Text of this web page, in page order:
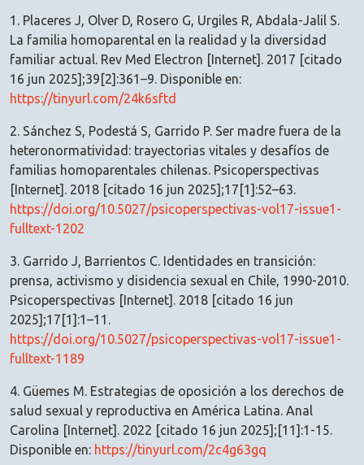
1. Placeres J, Olver D, Rosero G, Urgiles R, Abdala-Jalil S.
La familia homoparental en la realidad y la diversidad
familiar actual. Rev Med Electron [Internet]. 2017 [citado
16 jun 2025];39[2]:361–9. Disponible en:
https://tinyurl.com/24k6sftd
2. Sánchez S, Podestá S, Garrido P. Ser madre fuera de la
heteronormatividad: trayectorias vitales y desafíos de
familias homoparentales chilenas. Psicoperspectivas
[Internet]. 2018 [citado 16 jun 2025];17[1]:52–63.
https://doi.org/10.5027/psicoperspectivas-vol17-issue1-
fulltext-1202
3. Garrido J, Barrientos C. Identidades en transición:
prensa, activismo y disidencia sexual en Chile, 1990-2010.
Psicoperspectivas [Internet]. 2018 [citado 16 jun
2025];17[1]:1–11.
https://doi.org/10.5027/psicoperspectivas-vol17-issue1-
fulltext-1189
4. Güemes M. Estrategias de oposición a los derechos de
salud sexual y reproductiva en América Latina. Anal
Carolina [Internet]. 2022 [citado 16 jun 2025];[11]:1-15.
Disponible en: https://tinyurl.com/2c4g63gq